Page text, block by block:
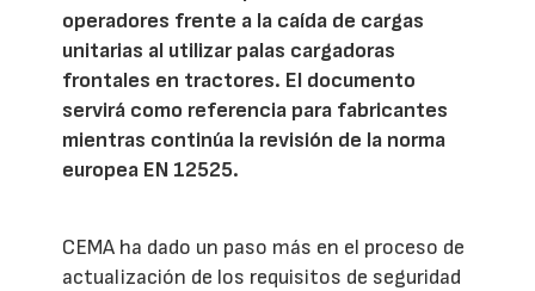
operadores frente a la caída de cargas
unitarias al utilizar palas cargadoras
frontales en tractores. El documento
servirá como referencia para fabricantes
mientras continúa la revisión de la norma
europea EN 12525.
CEMA ha dado un paso más en el proceso de
actualización de los requisitos de seguridad